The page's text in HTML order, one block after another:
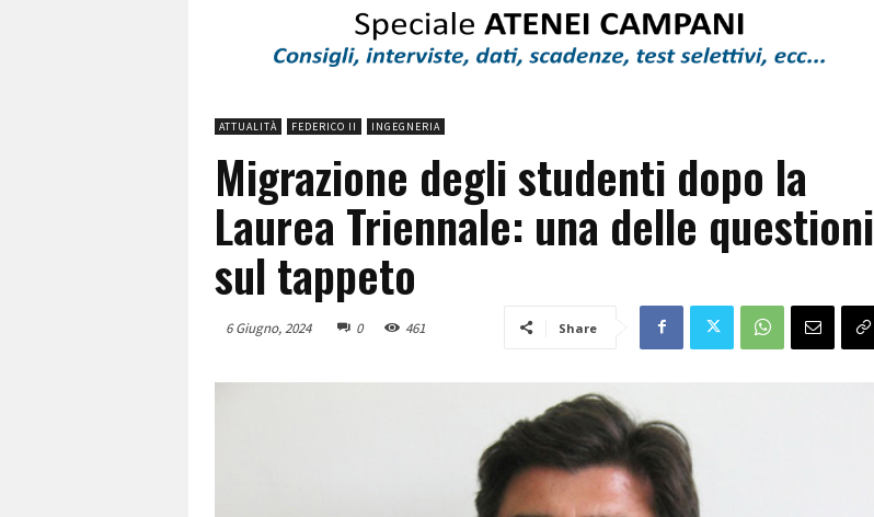
ATTUALITÀ FEDERICO II INGEGNERIA
Migrazione degli studenti dopo la
Laurea Triennale: una delle questioni
sul tappeto
6 Giugno, 2024 0 461 Share